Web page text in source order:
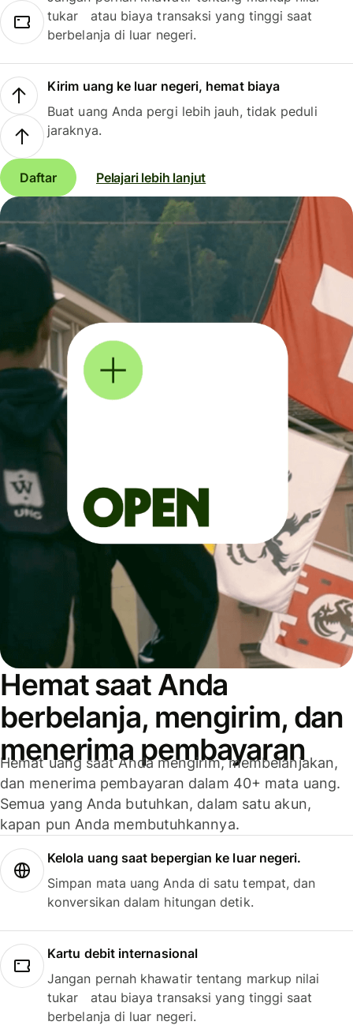
tukar atau biaya transaksi yang tinggi saat
berbelanja di luar negeri.
Kirim uang ke luar negeri, hemat biaya
Buat uang Anda pergi lebih jauh, tidak peduli
jaraknya.
Daftar Pelajari lebih lanjut
Hemat saat Anda
berbelanja, mengirim, dan
menerima pembayaran
Hemat uang saat Anda mengirim, membelanjakan,
dan menerima pembayaran dalam 40+ mata uang.
Semua yang Anda butuhkan, dalam satu akun,
kapan pun Anda membutuhkannya.
Kelola uang saat bepergian ke luar negeri.
Simpan mata uang Anda di satu tempat, dan
konversikan dalam hitungan detik.
Kartu debit internasional
Jangan pernah khawatir tentang markup nilai
tukar atau biaya transaksi yang tinggi saat
berbelanja di luar negeri.